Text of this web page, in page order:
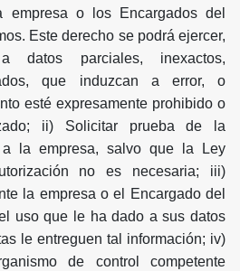
empresa o los Encargados del
Este derecho se podrá ejercer,
datos parciales, inexactos,
que induzcan a error, o
esté expresamente prohibido o
ii) Solicitar prueba de la
a la empresa, salvo que la Ley
no es necesaria; iii)
la empresa o el Encargado del
uso que le ha dado a sus datos
le entreguen tal información; iv)
de control competente